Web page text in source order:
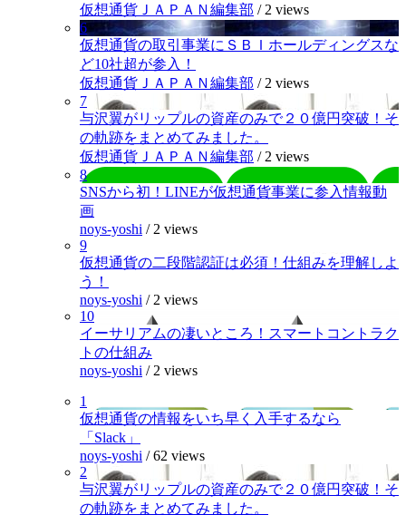
仮想通貨ＪＡＰＡＮ編集部 / 2 views
6
仮想通貨の取引事業にＳＢＩホールディングスな
ど10社超が参入！
仮想通貨ＪＡＰＡＮ編集部 / 2 views
7
与沢翼がリップルの資産のみで２０億円突破！そ
の軌跡をまとめてみました。
仮想通貨ＪＡＰＡＮ編集部 / 2 views
8
SNSから初！LINEが仮想通貨事業に参入情報動
画
noys-yoshi / 2 views
9
仮想通貨の二段階認証は必須！仕組みを理解しよ
う！
noys-yoshi / 2 views
10
イーサリアムの凄いところ！スマートコントラク
トの仕組み
noys-yoshi / 2 views
1
仮想通貨の情報をいち早く入手するなら
「Slack」
noys-yoshi /62 views
2
与沢翼がリップルの資産のみで２０億円突破！そ
の軌跡をまとめてみました。